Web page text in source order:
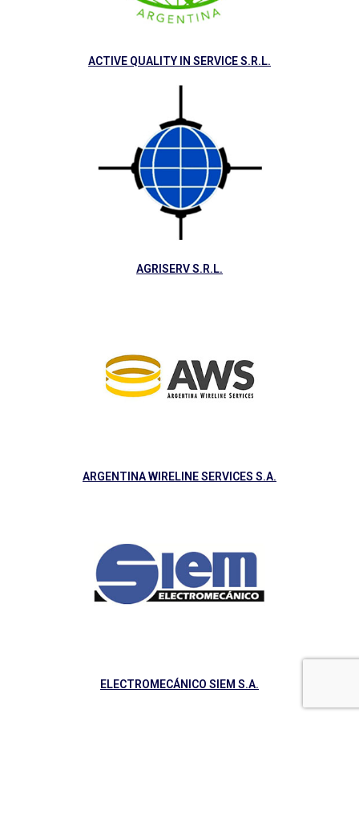
ACTIVE QUALITY IN SERVICE S.R.L.
AGRISERV S.R.L.
ARGENTINA WIRELINE SERVICES S.A.
ELECTROMECÁNICO SIEM S.A.